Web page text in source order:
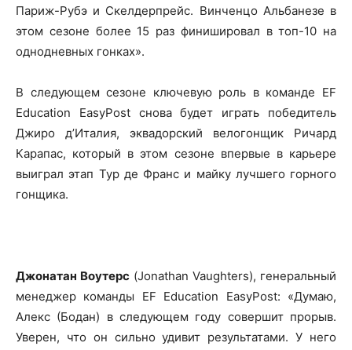
Париж-Рубэ и Скелдерпрейс. Винченцо Альбанезе в
этом сезоне более 15 раз финишировал в топ-10 на
однодневных гонках».
В следующем сезоне ключевую роль в команде EF
Education EasyPost снова будет играть победитель
Джиро д’Италия, эквадорский велогонщик Ричард
Карапас, который в этом сезоне впервые в карьере
выиграл этап Тур де Франс и майку лучшего горного
гонщика.
Джонатан Воутерс (Jonathan Vaughters), генеральный
менеджер команды EF Education EasyPost: «Думаю,
Алекс (Бодан) в следующем году совершит прорыв.
Уверен, что он сильно удивит результатами. У него